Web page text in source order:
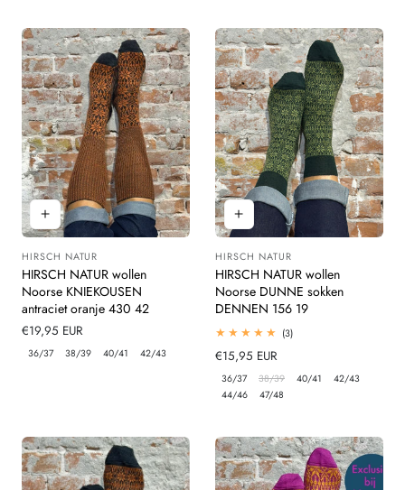
Leverancier:
HIRSCH NATUR
HIRSCH NATUR wollen
Noorse KNIEKOUSEN
antraciet oranje 430 42
Normale
prijs
€19,95 EUR
36/37 38/39 40/41 42/43
Leverancier:
HIRSCH NATUR
HIRSCH NATUR wollen
Noorse DUNNE sokken
DENNEN 156 19
(3)3
Normale
prijs
€15,95 EUR
36/37 38/39 40/41
42/43
44/46
47/48